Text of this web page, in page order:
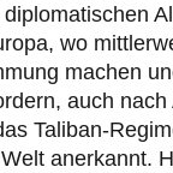
wo
machen
auch nach
Taliban-
anerkannt.